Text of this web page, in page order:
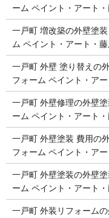
ーム ペイント・アート
一戸町 増改築の外壁塗
ム ペイント・アート・
一戸町 外壁 塗り替えの
フォーム ペイント・ア
一戸町 外壁修理の外壁
ーム ペイント・アート
一戸町 外壁塗装 費用の
フォーム ペイント・ア
一戸町 外壁塗装の外壁
ーム ペイント・アート
一戸町 外装リフォーム